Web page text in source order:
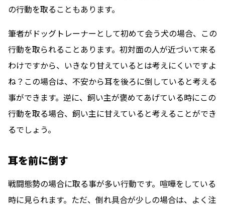
の行動を取ることもあります。
筆者がドッグトレーナーとして初めて会う犬の場合、この
行動を取られることあります。初対面の人が近づいて来る
わけですから、いきなり甘えているとは考えにくいですよ
ね？この場合は、不安から耳を後ろに倒していると考える
事ができます。逆に、飼い主が褒めてあげている時にこの
行動を取る場合、飼い主に甘えていると考えることができ
るでしょう。
耳を前に倒す
戦闘態勢の場合に取る事が多い行動です。喧嘩をしている
時に見られます。ただ、倒れ具合が少しの場合は、よく注